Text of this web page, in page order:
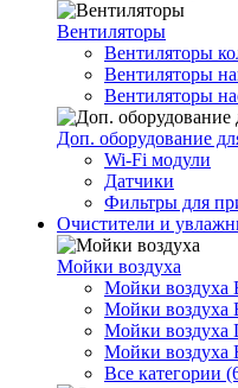
Вентиляторы
Вентиляторы
Вентиляторы
Вентиляторы
Доп. оборудование
Wi-Fi модули
Датчики
Фильтры для
Очистители и
Мойки воздуха
Мойки воздуха
Мойки воздуха
Мойки воздуха
Мойки воздуха
Все категории